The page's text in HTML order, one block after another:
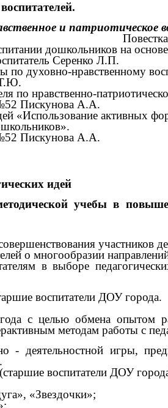
и патриотическое
дошкольников на
Серенко Л.П.
по духовно-нравственному
по нравственно-
Пискунова А.А.
«Использование активных
А.А.
идей
учебы в
участников
о многообразии направлений
в выборе
воспитатели ДОУ города.
с целью обмена опытом
методам работы с
- деятельностной игры,
воспитатели ДОУ
«Звездочки»;